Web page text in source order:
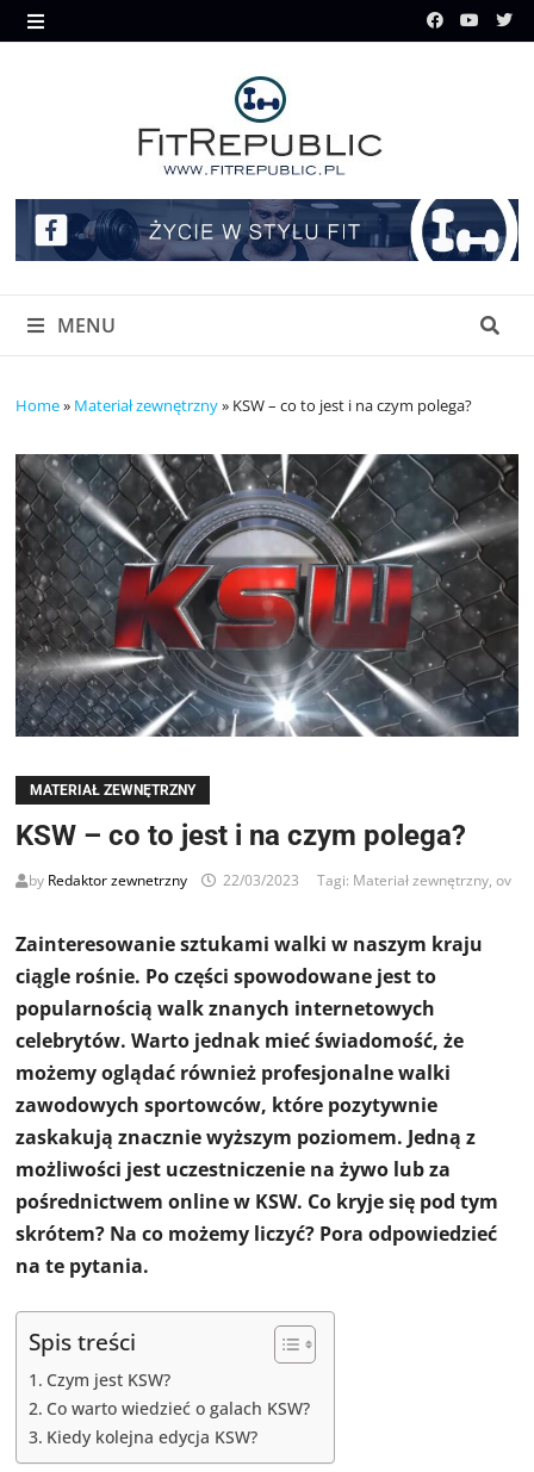
Skip
to
MENU
MENU
Home» Materiał zewnętrzny» KSW – co to jest i na czym polega?
MATERIAŁ ZEWNĘTRZNY
KSW – co to jest i na czym polega?
by Redaktor zewnetrzny 22/03/2023 Tagi: Materiał zewnętrzny,ov
Zainteresowanie sztukami walki w naszym kraju
ciągle rośnie. Po części spowodowane jest to
popularnością walk znanych internetowych
celebrytów. Warto jednak mieć świadomość, że
możemy oglądać również profesjonalne walki
zawodowych sportowców, które pozytywnie
zaskakują znacznie wyższym poziomem. Jedną z
możliwości jest uczestniczenie na żywo lub za
pośrednictwem online w KSW. Co kryje się pod tym
skrótem? Na co możemy liczyć? Pora odpowiedzieć
na te pytania.
Spis treści
Czym jest KSW?
Co warto wiedzieć o galach KSW?
Kiedy kolejna edycja KSW?